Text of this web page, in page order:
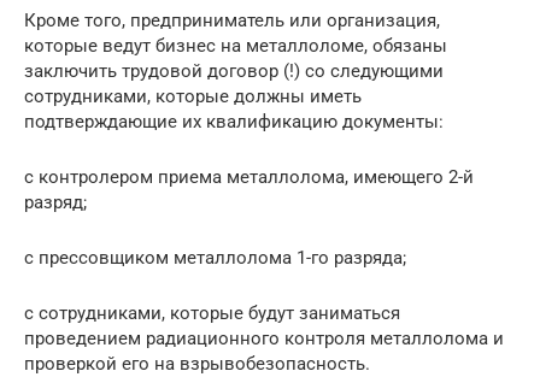
Кроме того, предприниматель или организация,
которые ведут бизнес на металлоломе, обязаны
заключить трудовой договор (!) со следующими
сотрудниками, которые должны иметь
подтверждающие их квалификацию документы:
с контролером приема металлолома, имеющего 2-й
разряд;
с прессовщиком металлолома 1-го разряда;
с сотрудниками, которые будут заниматься
проведением радиационного контроля металлолома и
проверкой его на взрывобезопасность.